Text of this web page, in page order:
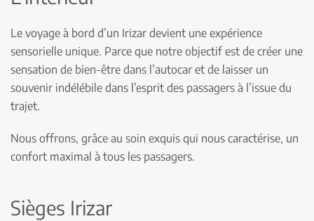
Le voyage à bord d’un Irizar devient une expérience
sensorielle unique. Parce que notre objectif est de créer une
sensation de bien-être dans l’autocar et de laisser un
souvenir indélébile dans l’esprit des passagers à l’issue du
trajet.
Nous offrons, grâce au soin exquis qui nous caractérise, un
confort maximal à tous les passagers.
Sièges Irizar